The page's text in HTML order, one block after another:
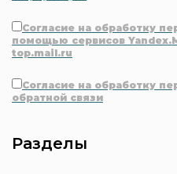
Согласие на обработку
помощью сервисов
top.mail.ru
Согласие на обработку
обратной связи
Разделы